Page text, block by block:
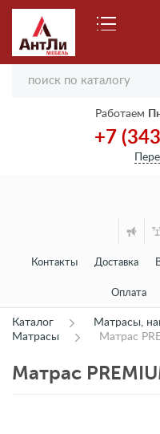
Работаем
+7
Контакты Доставка
Оплата
Каталог
Матрасы,
Матрасы
Матрас
Матрас